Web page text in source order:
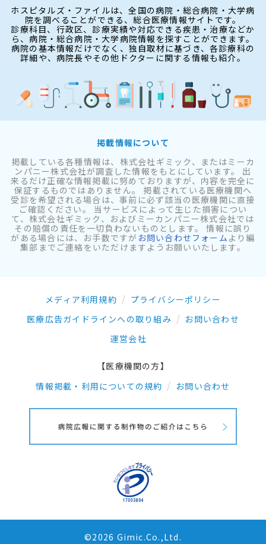
ホスピタルズ・ファイルは、全国の病院・総合病院・大学病
院を調べることができる、総合医療情報サイトです。
診療科目、行政区、診療実績や対応できる疾患・治療などか
ら、病院・総合病院・大学病院情報を探すことができます。
病院の基本情報だけでなく、独自取材に基づき、各診療科の
詳細や、病院長やその他ドクターに関する情報も紹介。
掲載情報について
掲載している各種情報は、株式会社ギミック、またはミーカ
ンパニー株式会社が調査した情報をもとにしています。 出
来るだけ正確な情報掲載に努めておりますが、内容を完全に
保証するものではありません。 掲載されている医療機関へ
受診を希望される場合は、事前に必ず該当の医療機関に直接
ご確認ください。 当サービスによって生じた損害につい
て、株式会社ギミック、およびミーカンパニー株式会社では
その賠償の責任を一切負わないものとします。 情報に誤り
がある場合には、お手数ですが お問い合わせフォーム より編
集部までご連絡をいただけますようお願いいたします。
メディア利用規約
プライバシーポリシー
医療広告ガイドラインへの取り組み
お問い合わせ
運営会社
【医療機関の方】
情報掲載・利用についての規約
お問い合わせ
©2026 Gimic.Co.,Ltd.